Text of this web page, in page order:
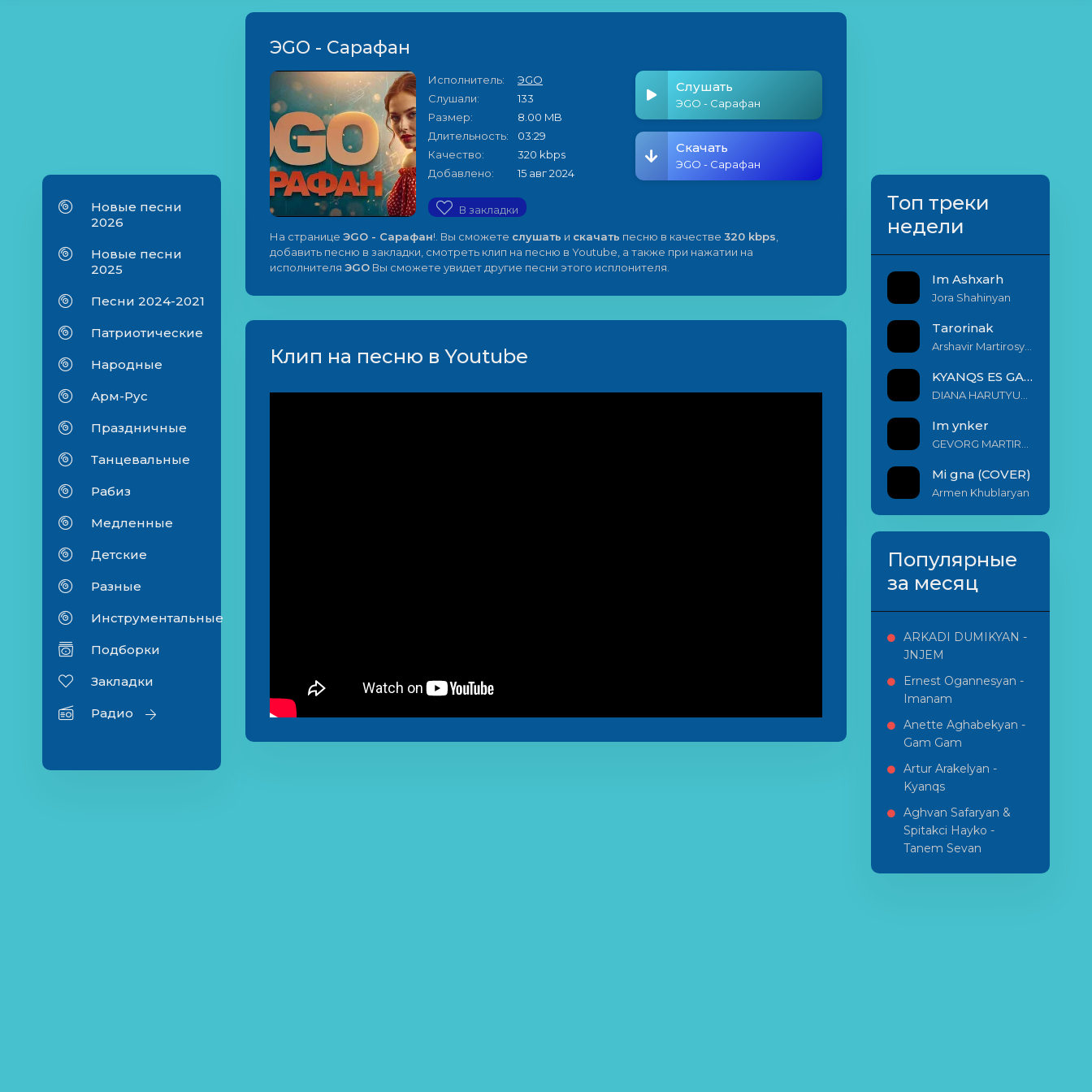
Новые песни
2026
Новые песни
2025
Песни 2024-2021
Патриотические
Народные
Арм-Рус
Праздничные
Танцевальные
Рабиз
Медленные
Детские
Разные
Инструментальные
Подборки
Закладки
Радио
ЭGO - Сарафан
Исполнитель:
ЭGO
Слушали:
133
Размер:
8.00 MB
Длительность:
03:29
Качество:
320 kbps
Добавлено:
15 авг 2024
В закладки
Слушать
ЭGO - Сарафан
Скачать
ЭGO - Сарафан
На странице ЭGO - Сарафан!. Вы сможете слушать и скачать песню в качестве 320 kbps
добавить песню в закладки, смотреть клип на песню в Youtube, а также при нажатии на
исполнителя ЭGO Вы сможете увидет другие песни этого исплонителя.
Клип на песню в Youtube
Топ треки
недели
Im Ashxarh
Jora Shahinyan
Tarorinak
KYANQS ES GALIS EM
Im ynker
Mi gna (COVER)
Armen Khublaryan
Популярные
за месяц
ARKADI DUMIKYAN -
JNJEM
Ernest Ogannesyan -
Imanam
Anette Aghabekyan -
Gam Gam
Artur Arakelyan -
Kyanqs
Aghvan Safaryan &
Spitakci Hayko -
Tanem Sevan